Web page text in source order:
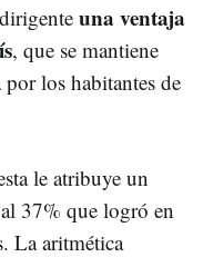
una ventaja
, que se mantiene
los habitantes de
le atribuye un
37% que logró en
La aritmética